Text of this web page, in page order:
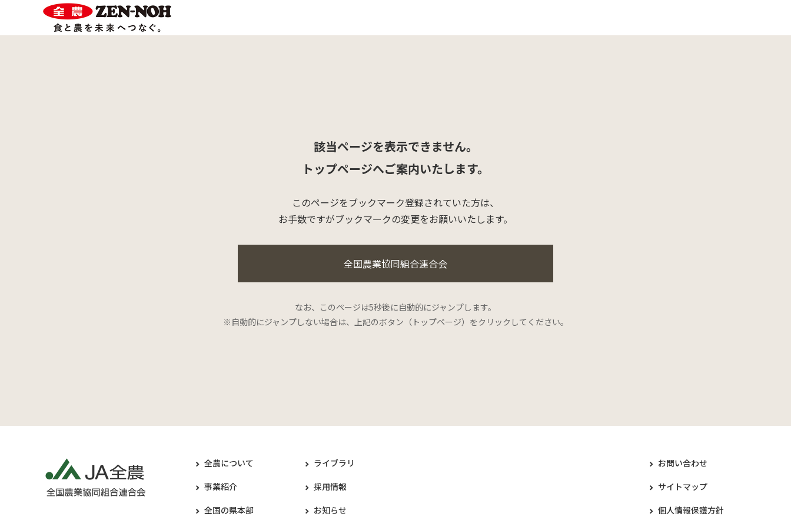
該当ページを表示できません。
トップページへご案内いたします。
このページをブックマーク登録されていた方は、
お手数ですがブックマークの変更をお願いいたします。
全国農業協同組合連合会
なお、このページは5秒後に自動的にジャンプします。
※自動的にジャンプしない場合は、上記のボタン（トップページ）をクリックしてください。
全農について
事業紹介
全国の県本部
ライブラリ
採用情報
お知らせ
お問い合わせ
サイトマップ
個人情報保護方針